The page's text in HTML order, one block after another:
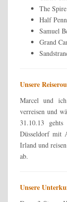
The Spire
Half
Samuel
Grand
Unsere
Marcel und
verreisen und
31.10.13
Düsseldorf mit
Irland und
ab.
Unsere